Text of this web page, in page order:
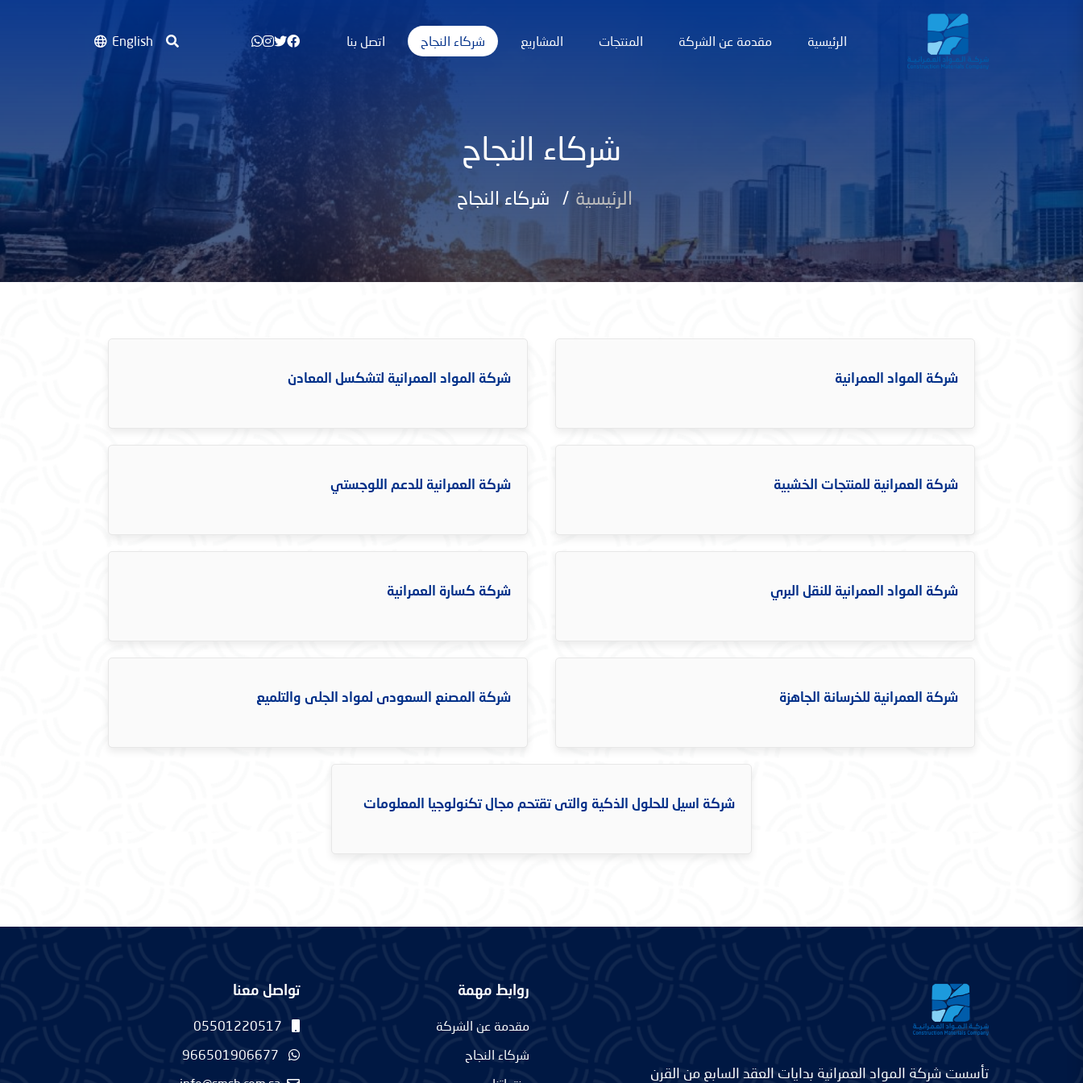
الرئيسية مقدمة عن الشركة المنتجات المشاريع شركاء النجاح اتصل بنا English
شركاء النجاح
الرئيسية شركاء النجاح
شركة المواد العمرانية شركة المواد العمرانية لتشكسل المعادن
شركة العمرانية للمنتجات الخشبية شركة العمرانية للدعم اللوجستي
شركة المواد العمرانية للنقل البري شركة كسارة العمرانية
شركة العمرانية للخرسانة الجاهزة شركة المصنع السعودى لمواد الجلى والتلميع
شركة اسيل للحلول الذكية والتى تقتحم مجال تكنولوجيا المعلومات
تأسست شركة المواد العمرانية بدايات العقد السابع من القرن
روابط مهمة
مقدمة عن الشركة
شركاء النجاح
تواصل معنا
05501220517
966501906677